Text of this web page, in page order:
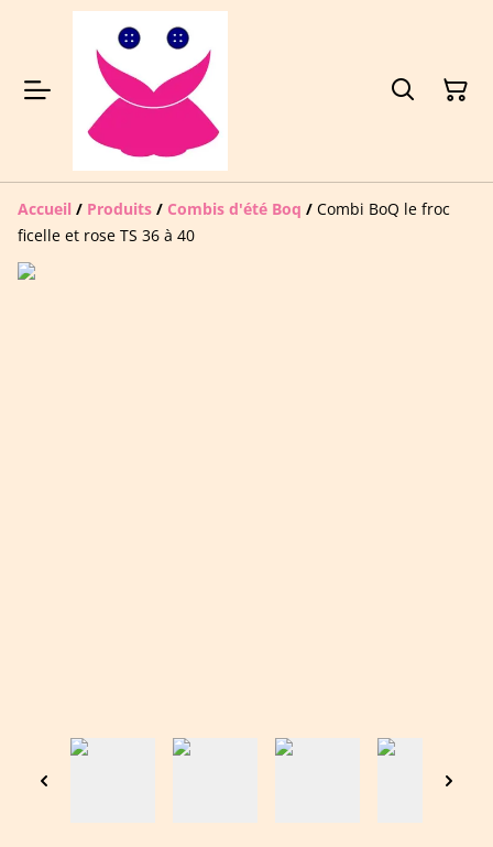
Accueil / Produits / Combis d'été Boq / Combi BoQ le froc
ficelle et rose TS 36 à 40